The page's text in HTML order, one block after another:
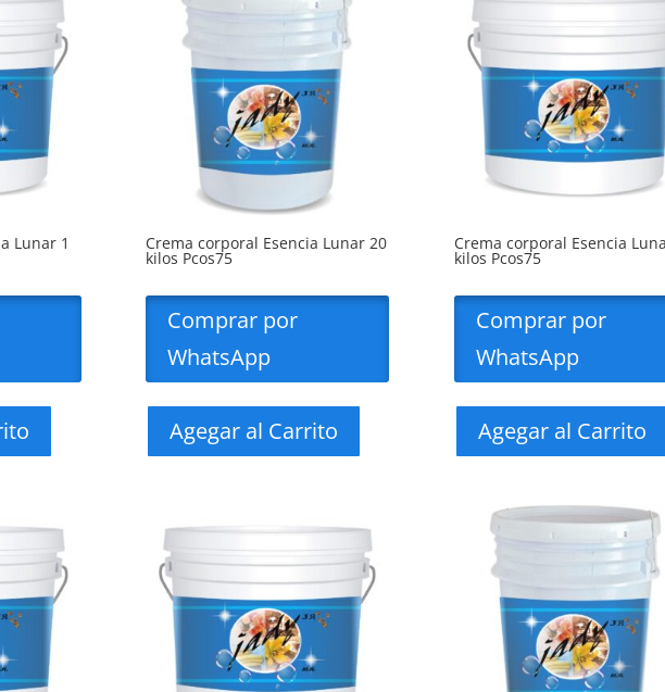
Lunar 1 Crema corporal Esencia Lunar 20
kilos Pcos75
Comprar por
WhatsApp
Agegar al Carrito
Crema corporal Esencia
kilos Pcos75
Comprar por
WhatsApp
Agegar al Carrito